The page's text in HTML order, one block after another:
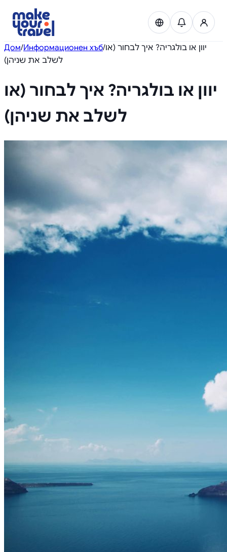
Дом/Информационен хъб/יוון או בולגריה? איך לבחור (או
לשלב את שניהן)
יוון או בולגריה? איך לבחור (או
לשלב את שניהן)